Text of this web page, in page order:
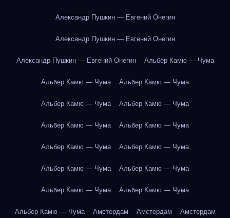
Александр Пушкин — Евгений Онегин
Александр Пушкин — Евгений Онегин
Александр Пушкин — Евгений Онегин Альбер Камю — Чума
Альбер Камю — Чума Альбер Камю — Чума
Альбер Камю — Чума Альбер Камю — Чума
Альбер Камю — Чума Альбер Камю — Чума
Альбер Камю — Чума Альбер Камю — Чума
Альбер Камю — Чума Альбер Камю — Чума
Альбер Камю — Чума Альбер Камю — Чума
Альбер Камю — Чума Амстердам Амстердам Амстердам